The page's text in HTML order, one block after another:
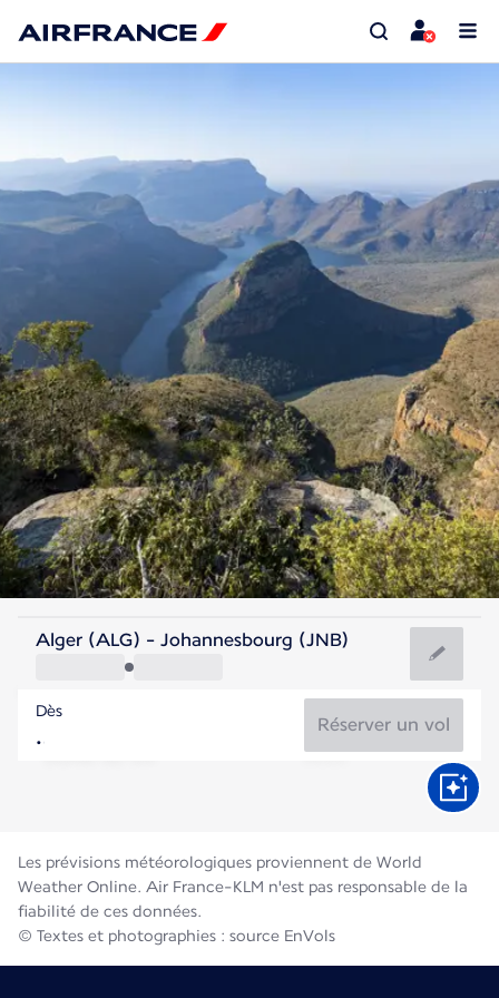
Afrique Du Sud
Johannesbourg
Afrique Du Sud
15°C
Août
Alger (ALG) - Johannesbourg (JNB)
Dès
Réserver un vol
Les prévisions météorologiques proviennent de World
Weather Online. Air France-KLM n'est pas responsable de la
fiabilité de ces données.
© Textes et photographies : source EnVols